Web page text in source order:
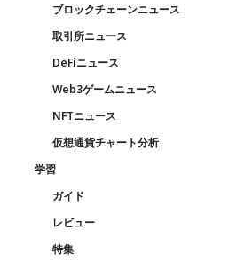
ブロックチェーンニュース
取引所ニュース
DeFiニュース
Web3ゲームニュース
NFTニュース
仮想通貨チャート分析
学習
ガイド
レビュー
特集